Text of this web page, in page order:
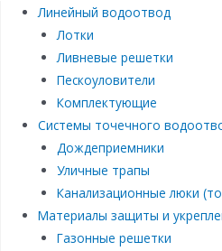
Линейный водоотвод
Лотки
Ливневые решетки
Пескоуловители
Комплектующие
Системы точечного
Дождеприемники
Уличные трапы
Канализационные люки
Материалы защиты и
Газонные решетки